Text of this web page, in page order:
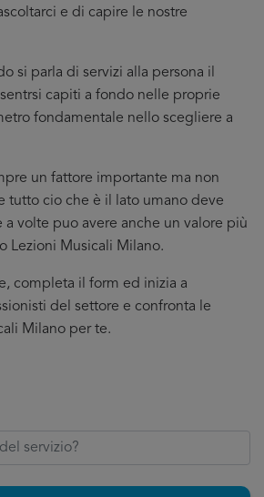
e di capire le nostre
si parla di servizi alla persona il
capiti a fondo nelle proprie
fondamentale nello scegliere a
un fattore importante ma non
tutto cio che è il lato umano deve
a volte puo avere anche un valore più
Lezioni Musicali Milano.
completa il form ed inizia a
del settore e confronta le
Milano per te.